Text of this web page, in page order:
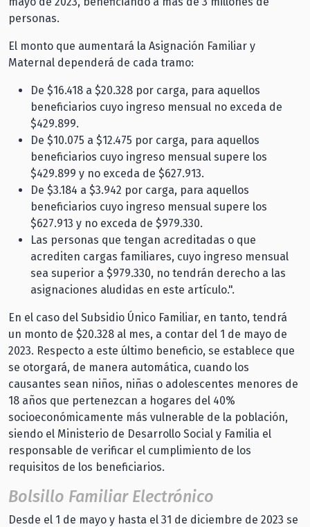
personas.
El monto que aumentará la Asignación Familiar y
Maternal dependerá de cada tramo:
De $16.418 a $20.328 por carga, para aquellos
beneficiarios cuyo ingreso mensual no exceda de
$429.899.
De $10.075 a $12.475 por carga, para aquellos
beneficiarios cuyo ingreso mensual supere los
$429.899 y no exceda de $627.913.
De $3.184 a $3.942 por carga, para aquellos
beneficiarios cuyo ingreso mensual supere los
$627.913 y no exceda de $979.330.
Las personas que tengan acreditadas o que
acrediten cargas familiares, cuyo ingreso mensual
sea superior a $979.330, no tendrán derecho a las
asignaciones aludidas en este artículo.".
En el caso del Subsidio Único Familiar, en tanto, tendrá
un monto de $20.328 al mes, a contar del 1 de mayo de
2023. Respecto a este último beneficio, se establece que
se otorgará, de manera automática, cuando los
causantes sean niños, niñas o adolescentes menores de
18 años que pertenezcan a hogares del 40%
socioeconómicamente más vulnerable de la población,
siendo el Ministerio de Desarrollo Social y Familia el
responsable de verificar el cumplimiento de los
requisitos de los beneficiarios.
Bolsillo Familiar Electrónico
Desde el 1 de mayo y hasta el 31 de diciembre de 2023 se